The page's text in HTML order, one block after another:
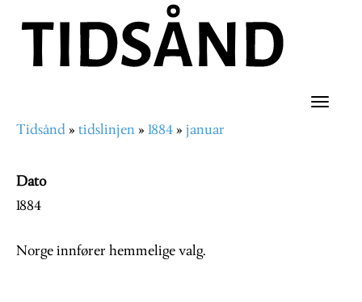
hovedinnhold
Toggle
Navigasjonssti
Tidsånd tidslinjen 1884 januar
Dato
1884
Norge innfører hemmelige valg.